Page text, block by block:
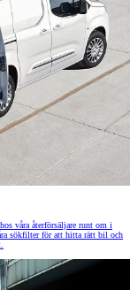
våra återförsäljare runt om i
sökfilter för att hitta rätt bil och